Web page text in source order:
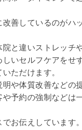
善しているのがハ
と違いストレッチ
いセルフケアをせ
ただけます。
や体質改善などの
予約の強制などは
お伝えしています。